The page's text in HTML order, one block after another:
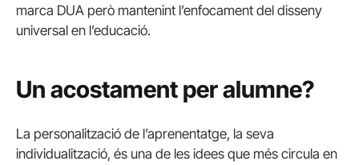
marca DUA però mantenint l’enfocament del disseny
universal en l’educació.
Un acostament per alumne?
La personalització de l’aprenentatge, la seva
individualització, és una de les idees que més circula en